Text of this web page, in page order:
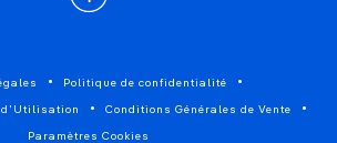
Politique de confidentialité
d'Utilisation Conditions Générales de Vente
Paramètres Cookies